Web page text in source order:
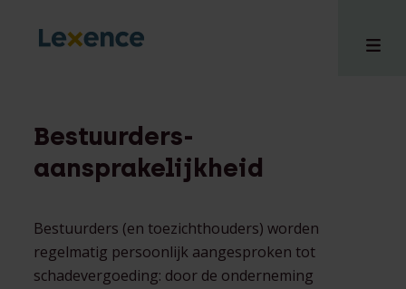
bij
Bestuurders-
aansprakelijkheid
Bestuurders (en toezichthouders) worden
regelmatig persoonlijk aangesproken tot
schadevergoeding: door de onderneming